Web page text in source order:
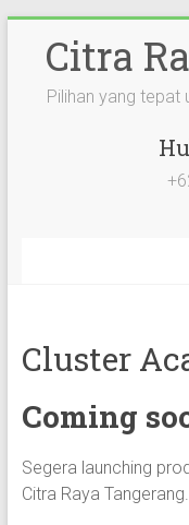
Citra
Pilihan yang tepat
Cluster
Coming
Segera launching
Citra Raya Tangerang.